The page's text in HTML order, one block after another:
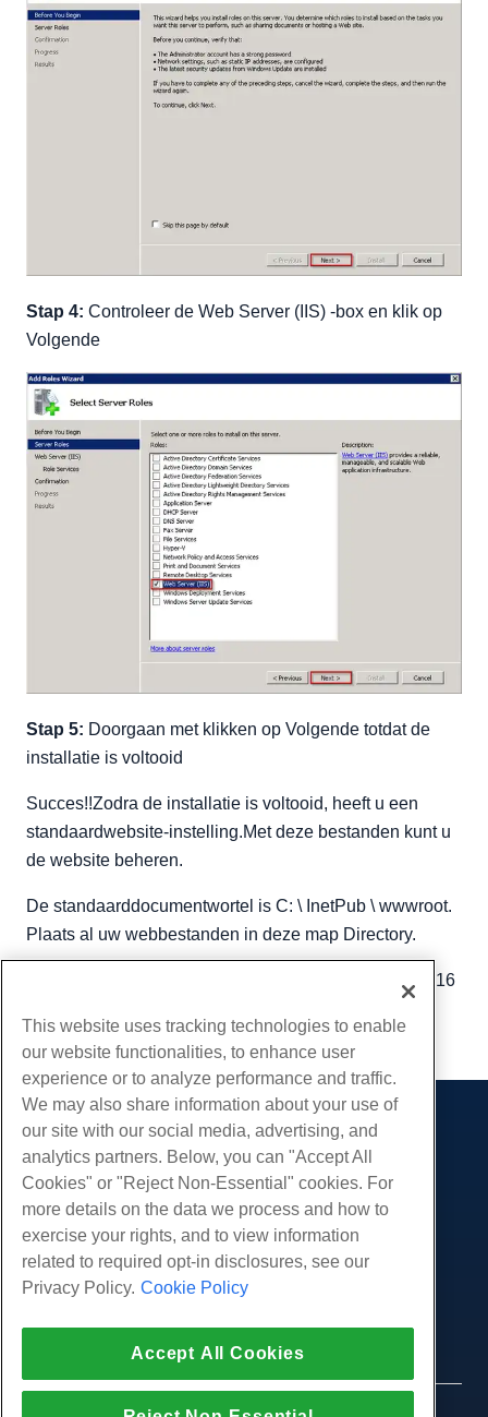
Stap 4: Controleer de Web Server (IIS) -box en klik op
Volgende
Stap 5: Doorgaan met klikken op Volgende totdat de
installatie is voltooid
Succes!!Zodra de installatie is voltooid, heeft u een
standaardwebsite-instelling.Met deze bestanden kunt u
de website beheren.
De standaarddocumentwortel is C: \ InetPub \ wwwroot.
Plaats al uw webbestanden in deze map Directory.
december 13, 2016
Kopiëren URL
Producten
Web hosting
Zakelijke hosting
White Label-wederverkoper
Beheerde Linux VPS
Onbeheerde Windows VPS
Cloud Servers
Diensten
Website-migraties
Gemeenschap
Productdocumentatie
Tutorials
Bedrijf
Over ons
Neem contact op
druk op
Affiliate-programma
Politie
Ondersteuning
Live chat met ons
Open een ondersteuningskaartje
This website uses tracking technologies to enable
our website functionalities, to enhance user
experience or to analyze performance and traffic.
We may also share information about your use of
our site with our social media, advertising, and
analytics partners. Below, you can "Accept All
Cookies" or "Reject Non-Essential" cookies. For
more details on the data we process and how to
exercise your rights, and to view information
related to required opt-in disclosures, see our
Privacy Policy. Cookie Policy
Accept All Cookies